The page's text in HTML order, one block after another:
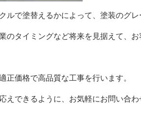
ルで塗替えるかによって、塗装のグ
のタイミングなど将来を見据えて、
正価格で高品質な工事を行います。
えできるように、お気軽にお問い合わ